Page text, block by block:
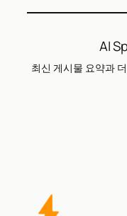
AI
최신 게시물 요약과